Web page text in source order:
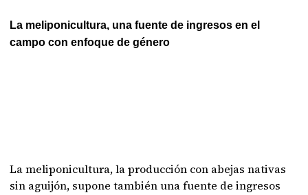
La meliponicultura, una fuente de ingresos en el
campo con enfoque de género
La meliponicultura, la producción con abejas nativas
sin aguijón, supone también una fuente de ingresos